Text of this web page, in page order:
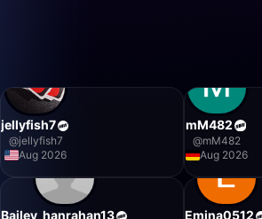
jellyfish7
@jellyfish7
Aug 2026
mM482
@mM482
Aug 2026
Bailey_hanrahan13 Emina0512